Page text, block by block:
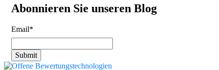
Abonnieren Sie unseren Blog
Email*